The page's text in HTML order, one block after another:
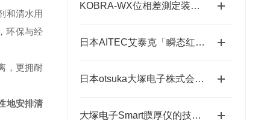
KOBRA-WX位相差測定装置：高精度光学相位测量的关键技术解析
日本AITEC艾泰克「瞬态红外脉冲加热模块」总代理
日本otsuka大塚电子株式会社【NEW】新品光波动场三次元显微镜MINUK
大塚电子Smart膜厚仪的技术特点与应用优势
和清水用
环保与经
，更拥耐
地安排清